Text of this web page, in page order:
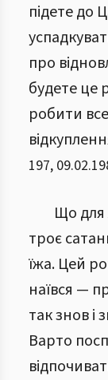
підете до
про
будете це
робити
197,
Що для
троє
їжа. Цей
наївся —
так знов і
Варто